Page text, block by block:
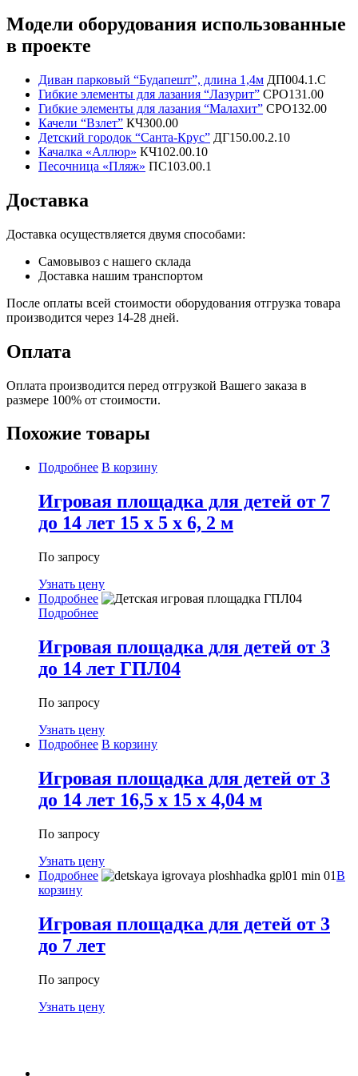
Модели оборудования использованные
в проекте
Диван парковый “Будапешт”, длина 1,4м ДП004.1.С
Гибкие элементы для лазания “Лазурит” СРО131.00
Гибкие элементы для лазания “Малахит” СРО132.00
Качели “Взлет” КЧ300.00
Детский городок “Санта-Крус” ДГ150.00.2.10
Качалка «Аллюр» КЧ102.00.10
Песочница «Пляж» ПС103.00.1
Доставка
Доставка осуществляется двумя способами:
Самовывоз с нашего склада
Доставка нашим транспортом
После оплаты всей стоимости оборудования отгрузка товара
производится через 14-28 дней.
Оплата
Оплата производится перед отгрузкой Вашего заказа в
размере 100% от стоимости.
Похожие товары
Подробнее В корзину
Игровая площадка для детей от 7
до 14 лет 15 x 5 x 6, 2 м
По запросу
Узнать цену
Подробнее
Подробнее
Игровая площадка для детей от 3
до 14 лет ГПЛ04
По запросу
Узнать цену
Подробнее В корзину
Игровая площадка для детей от 3
до 14 лет 16,5 x 15 x 4,04 м
По запросу
Узнать цену
Подробнее
В
корзину
Игровая площадка для детей от 3
до 7 лет
По запросу
Узнать цену